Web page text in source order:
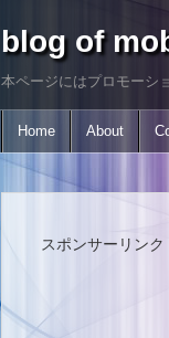
blog of
本ページにはプロモーシ
Home About
スポンサーリンク